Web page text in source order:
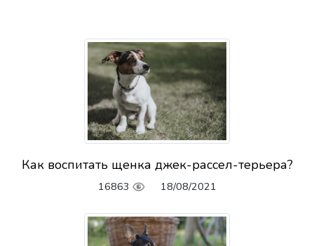
Как воспитать щенка джек-рассел-терьера?
16863 18/08/2021